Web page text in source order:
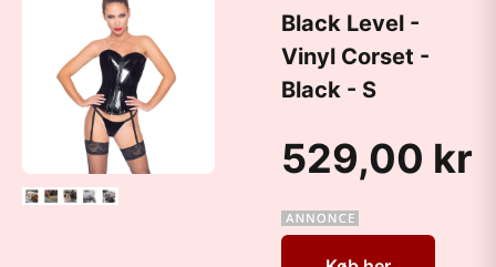
Black Level -
Vinyl Corset -
Black - S
529,00 kr